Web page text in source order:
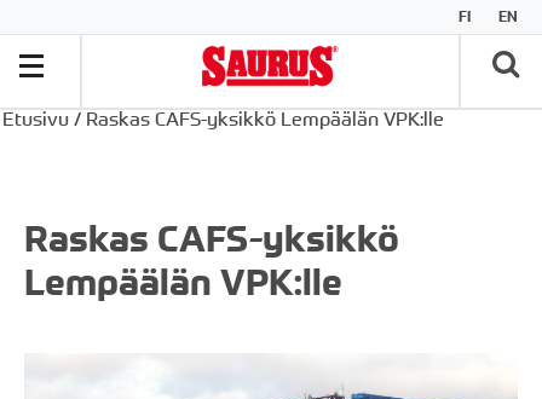
FI EN
Etusivu / Raskas CAFS-yksikkö Lempäälän VPK:lle
Raskas CAFS-yksikkö
Lempäälän VPK:lle